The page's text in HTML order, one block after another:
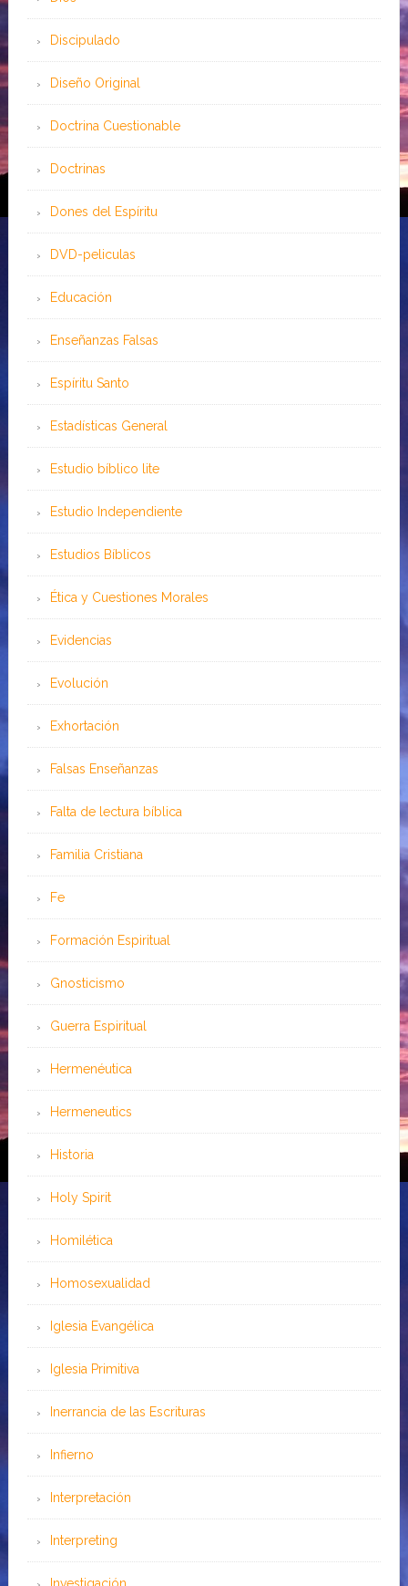
Discipulado
Diseño Original
Doctrina Cuestionable
Doctrinas
Dones del Espíritu
DVD-peliculas
Educación
Enseñanzas Falsas
Espíritu Santo
Estadísticas General
Estudio bíblico lite
Estudio Independiente
Estudios Bíblicos
Ética y Cuestiones Morales
Evidencias
Evolución
Exhortación
Falsas Enseñanzas
Falta de lectura bíblica
Familia Cristiana
Fe
Formación Espiritual
Gnosticismo
Guerra Espiritual
Hermenéutica
Hermeneutics
Historia
Holy Spirit
Homilética
Homosexualidad
Iglesia Evangélica
Iglesia Primitiva
Inerrancia de las Escrituras
Infierno
Interpretación
Interpreting